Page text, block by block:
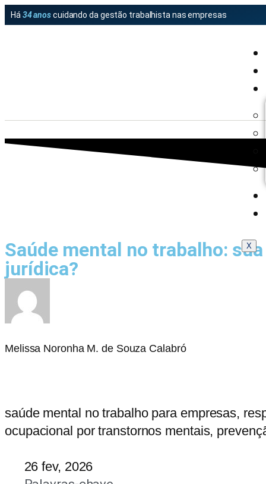
Há 34 anoscuidando da gestão trabalhista nas empresas
X
Saúde mental no trabalho:
jurídica?
Melissa Noronha M. de Souza Calabró
saúde mental no trabalho para empresas,
ocupacional por transtornos mentais,
26 fev, 2026